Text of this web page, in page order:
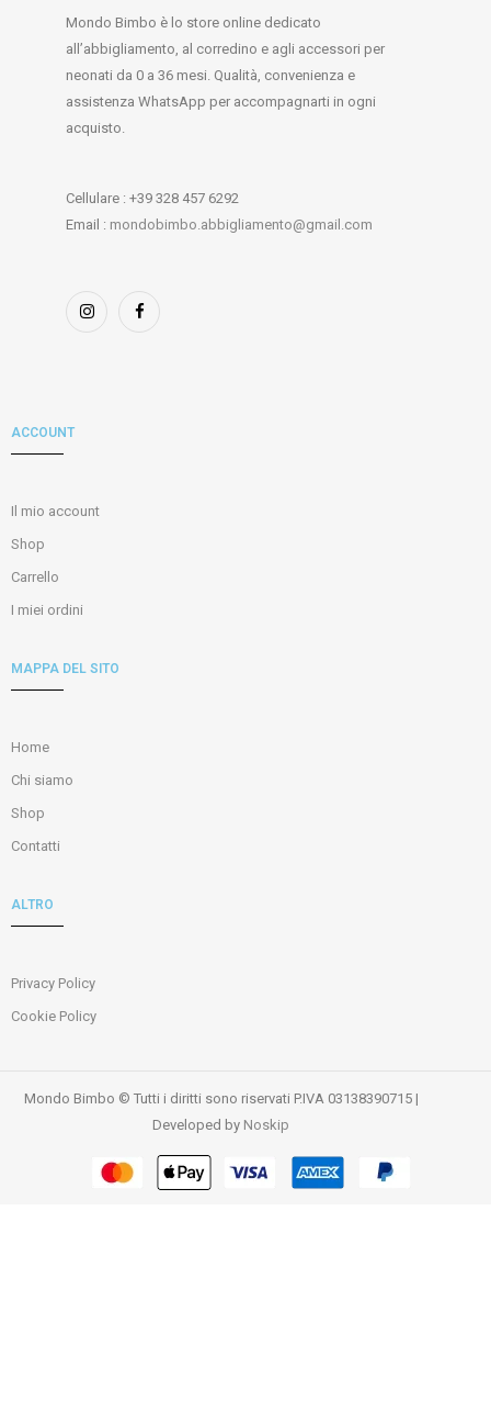
Mondo Bimbo è lo store online dedicato
all’abbigliamento, al corredino e agli accessori per
neonati da 0 a 36 mesi. Qualità, convenienza e
assistenza WhatsApp per accompagnarti in ogni
acquisto.
Cellulare : +39 328 457 6292
Email : mondobimbo.abbigliamento@gmail.com
ACCOUNT
Il mio account
Shop
Carrello
I miei ordini
MAPPA DEL SITO
Home
Chi siamo
Shop
Contatti
ALTRO
Privacy Policy
Cookie Policy
Mondo Bimbo © Tutti i diritti sono riservati P.IVA 03138390715 |
Developed by Noskip